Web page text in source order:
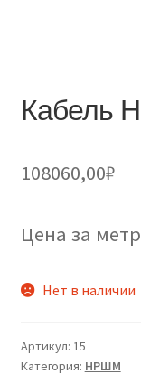
Кабель
108060,00₽
Цена за
Нет в наличии
Артикул: 15
Категория: НРШМ